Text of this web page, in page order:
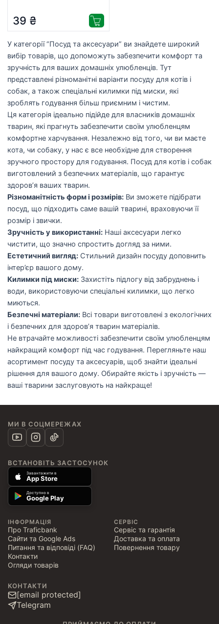
(4820157408247)
39 ₴
У категорії “Посуд та аксесуари” ви знайдете широкий
вибір товарів, що допоможуть забезпечити комфорт та
зручність для ваших домашніх улюбленців. Тут
представлені різноманітні варіанти посуду для котів і
собак, а також спеціальні килимки під миски, які
зроблять годування більш приємним і чистим.
Ця категорія ідеально підійде для власників домашніх
тварин, які прагнуть забезпечити своїм улюбленцям
комфортне харчування. Незалежно від того, чи ви маєте
кота, чи собаку, у нас є все необхідне для створення
зручного простору для годування. Посуд для котів і собак
виготовлений з безпечних матеріалів, що гарантує
здоров’я ваших тварин.
Різноманітність форм і розмірів: Ви зможете підібрати
посуд, що підходить саме вашій тварині, враховуючи її
розмір і звички.
Зручність у використанні: Наші аксесуари легко
чистити, що значно спростить догляд за ними.
Естетичний вигляд: Стильний дизайн посуду доповнить
інтер’єр вашого дому.
Килимки під миски: Захистіть підлогу від забруднень і
води, використовуючи спеціальні килимки, що легко
миються.
Безпечні матеріали: Всі товари виготовлені з екологічних
і безпечних для здоров’я тварин матеріалів.
Не втрачайте можливості забезпечити своїм улюбленцям
найкращий комфорт під час годування. Перегляньте наш
асортимент посуду та аксесуарів, щоб знайти ідеальні
рішення для вашого дому. Обирайте якість і зручність —
ваші тварини заслуговують на найкраще!
МИ В СОЦМЕРЕЖАХ
ВСТАНОВІТЬ ЗАСТОСУНОК
Завантажити в
App Store
Доступно в
Google Play
ІНФОРМАЦІЯ
Про Traficbank
Сайти та Google Ads
Питання та відповіді (FAQ)
Контакти
Огляди товарів
СЕРВІС
Сервіс та гарантія
Доставка та оплата
Повернення товару
КОНТАКТИ
[email protected]
Telegram